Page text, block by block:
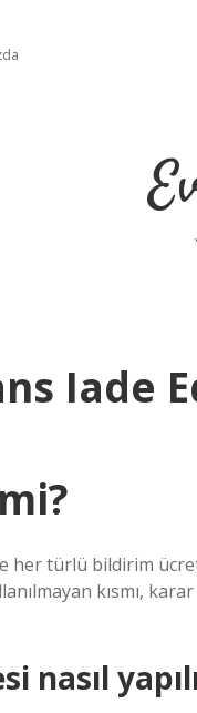
Iade
her türlü bildirim
kısmı,
nasıl